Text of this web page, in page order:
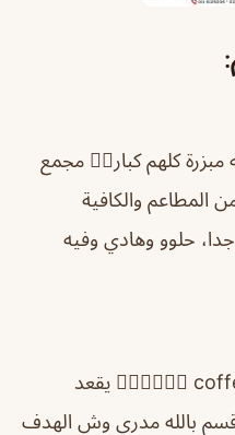
كلهم كبار👌🏽 مجمع
المطاعم والكافية
حلوو وهادي وفيه
اسوء خدمة درايف ثرو coffee opo 👎🏻👎🏻👎🏻 يقعد
بالله مدري وش الهدف